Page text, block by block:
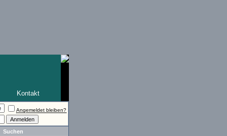
Kontakt
Angemeldet bleiben?
Suchen